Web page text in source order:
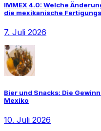
IMMEX 4.0: Welche
die mexikanische
7. Juli 2026
Bier und Snacks: Die
Mexiko
10. Juli 2026